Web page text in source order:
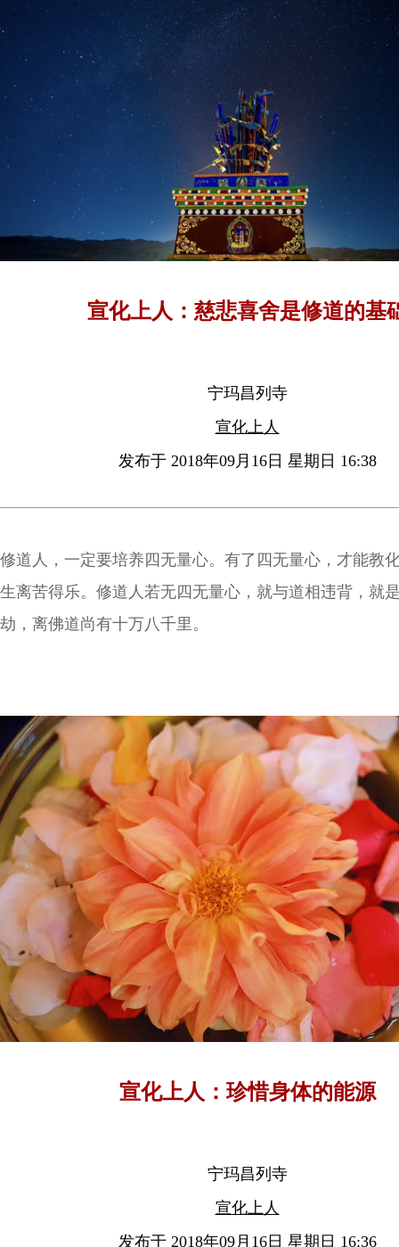
宣化上人：慈悲喜舍是修道的基
宁玛昌列寺
宣化上人
发布于 2018年09月16日 星期日 16:38
修道人，一定要培养四无量心。有了四无量心，才能教
生离苦得乐。修道人若无四无量心，就与道相违背，就
劫，离佛道尚有十万八千里。
宣化上人：珍惜身体的能源
宁玛昌列寺
宣化上人
发布于 2018年09月16日 星期日 16:36